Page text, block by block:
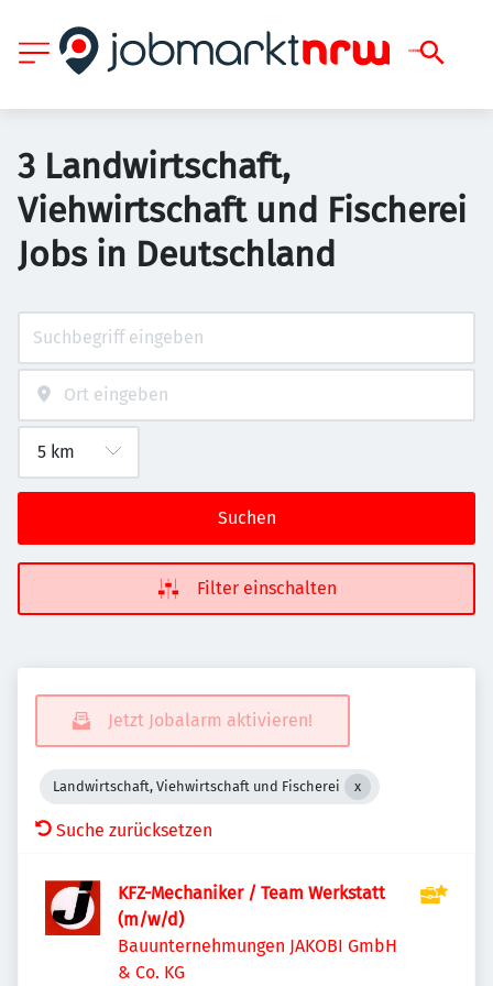
3 Landwirtschaft,
Viehwirtschaft und Fischerei
Jobs in Deutschland
Suchen
Filter einschalten
Jetzt Jobalarm aktivieren!
Landwirtschaft, Viehwirtschaft und Fischerei
Suche zurücksetzen
KFZ-Mechaniker / Team Werkstatt
(m/w/d)
Bauunternehmungen JAKOBI GmbH
& Co. KG